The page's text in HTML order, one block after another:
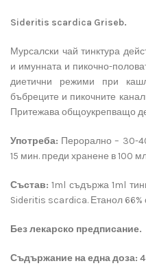
Sideritis scardica Griseb.
Мурсалски чай тинктура
и имунната и пикочно-
диетични режими при
бъбреците и пикочните
Притежава общоукрепващо
Употреба: Перорално – 30-
15 мин. преди хранене в 100
Състав:1ml съдържа 1ml
Sideritis scardica. Етанол 66%
Без лекарско предписание.
Съдържание на една доза: